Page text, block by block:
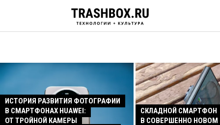
ИСТОРИЯ РАЗВИТИЯ ФОТОГРАФИИ
В СМАРТФОНАХ HUAWEI:
ОТ ТРОЙНОЙ КАМЕРЫ
СКЛАДНОЙ СМАРТФОН
В СОВЕРШЕННО